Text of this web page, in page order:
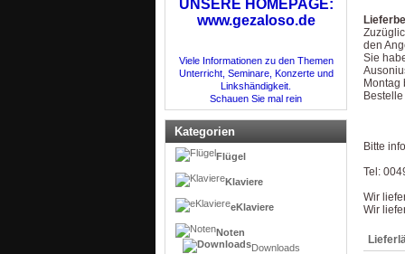
den
Sie
Montag
Bitte
Tel:
Wir
Wir
UNSERE HOMEPAGE:
www.gezaloso.de
Viele Informationen zu den Themen
Unterricht, Seminare, Konzerte und
Linkshändigkeit.
Schauen Sie mal rein
Kategorien
Flügel
Klaviere
eKlaviere
Noten
Downloads